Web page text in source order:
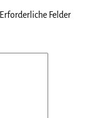
Erforderliche Felder